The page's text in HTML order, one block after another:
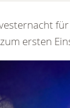
ersten